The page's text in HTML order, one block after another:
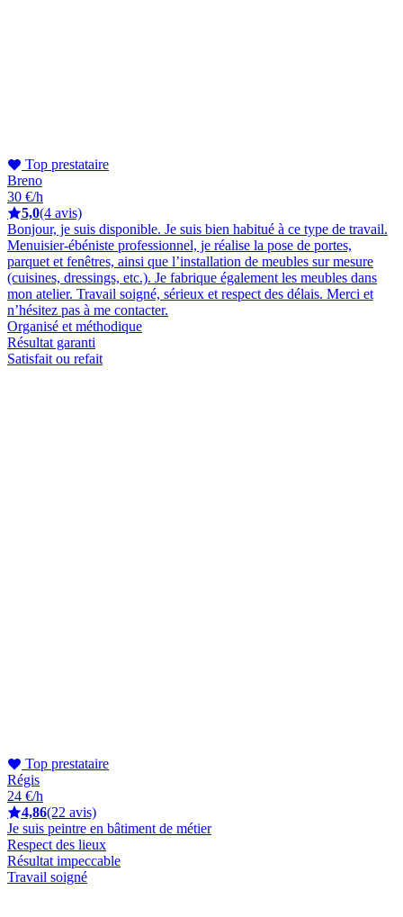
Top prestataire
Breno
30 €/h
5,0(4 avis)
Bonjour, je suis disponible. Je suis bien habitué à ce type de travail.
Menuisier-ébéniste professionnel, je réalise la pose de portes,
parquet et fenêtres, ainsi que l’installation de meubles sur mesure
(cuisines, dressings, etc.). Je fabrique également les meubles dans
mon atelier. Travail soigné, sérieux et respect des délais. Merci et
n’hésitez pas à me contacter.
Organisé et méthodique
Résultat garanti
Satisfait ou refait
Top prestataire
Régis
24 €/h
4,86(22 avis)
Je suis peintre en bâtiment de métier
Respect des lieux
Résultat impeccable
Travail soigné